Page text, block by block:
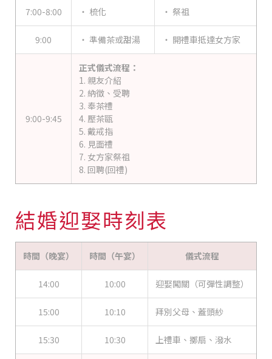
7:00-8:00 ‧ 梳化 ‧ 祭祖
9:00 ‧ 準備茶或甜湯 ‧ 開禮車抵達女方家
9:00-9:45
正式儀式流程：
1. 親友介紹
2. 納徵、受聘
3. 奉茶禮
4. 壓茶甌
5. 戴戒指
6. 見面禮
7. 女方家祭祖
8. 回聘(回禮)
結婚迎娶時刻表
時間（晚宴） 時間（午宴） 儀式流程
14:00 10:00 迎娶闖關（可彈性調整）
15:00 10:10 拜別父母、蓋頭紗
15:30 10:30 上禮車、擲扇、潑水